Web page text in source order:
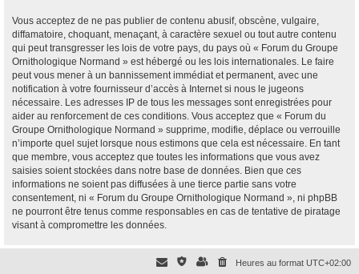
Vous acceptez de ne pas publier de contenu abusif, obscène, vulgaire,
diffamatoire, choquant, menaçant, à caractère sexuel ou tout autre contenu
qui peut transgresser les lois de votre pays, du pays où « Forum du Groupe
Ornithologique Normand » est hébergé ou les lois internationales. Le faire
peut vous mener à un bannissement immédiat et permanent, avec une
notification à votre fournisseur d’accès à Internet si nous le jugeons
nécessaire. Les adresses IP de tous les messages sont enregistrées pour
aider au renforcement de ces conditions. Vous acceptez que « Forum du
Groupe Ornithologique Normand » supprime, modifie, déplace ou verrouille
n’importe quel sujet lorsque nous estimons que cela est nécessaire. En tant
que membre, vous acceptez que toutes les informations que vous avez
saisies soient stockées dans notre base de données. Bien que ces
informations ne soient pas diffusées à une tierce partie sans votre
consentement, ni « Forum du Groupe Ornithologique Normand », ni phpBB
ne pourront être tenus comme responsables en cas de tentative de piratage
visant à compromettre les données.
Heures au format UTC+02:00